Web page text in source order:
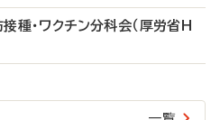
・ワクチン分科会（厚労省H